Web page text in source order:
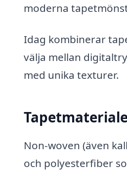
moderna
Idag kombinerar
välja mellan
med unika texturer.
Non-woven (även
och polyesterfiber